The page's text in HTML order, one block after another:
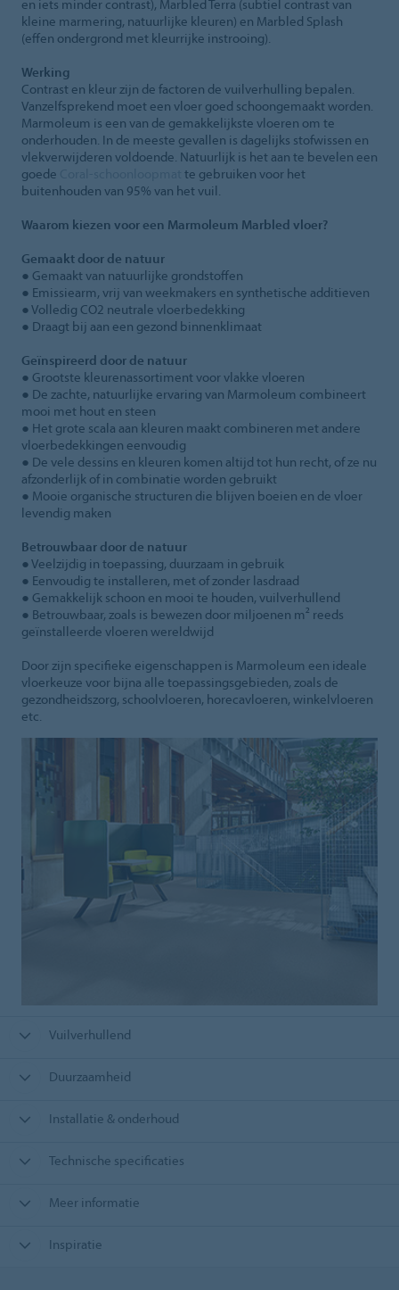
en iets minder contrast), Marbled Terra (subtiel contrast van
kleine marmering, natuurlijke kleuren) en Marbled Splash
(effen ondergrond met kleurrijke instrooing).
Werking
Contrast en kleur zijn de factoren de vuilverhulling bepalen.
Vanzelfsprekend moet een vloer goed schoongemaakt worden.
Marmoleum is een van de gemakkelijkste vloeren om te
onderhouden. In de meeste gevallen is dagelijks stofwissen en
vlekverwijderen voldoende. Natuurlijk is het aan te bevelen een
goede
te gebruiken voor het
buitenhouden van 95% van het vuil.
Waarom kiezen voor een Marmoleum Marbled vloer?
Gemaakt door de natuur
● Gemaakt van natuurlijke grondstoffen
● Emissiearm, vrij van weekmakers en synthetische additieven
● Volledig CO2 neutrale vloerbedekking
● Draagt bij aan een gezond binnenklimaat
Geïnspireerd door de natuur
● Grootste kleurenassortiment voor vlakke vloeren
● De zachte, natuurlijke ervaring van Marmoleum combineert
mooi met hout en steen
● Het grote scala aan kleuren maakt combineren met andere
vloerbedekkingen eenvoudig
● De vele dessins en kleuren komen altijd tot hun recht, of ze nu
afzonderlijk of in combinatie worden gebruikt
● Mooie organische structuren die blijven boeien en de vloer
levendig maken
Betrouwbaar door de natuur
● Veelzijdig in toepassing, duurzaam in gebruik
● Eenvoudig te installeren, met of zonder lasdraad
● Gemakkelijk schoon en mooi te houden, vuilverhullend
● Betrouwbaar, zoals is bewezen door miljoenen m² reeds
geïnstalleerde vloeren wereldwijd
Door zijn specifieke eigenschappen is Marmoleum een ideale
vloerkeuze voor bijna alle toepassingsgebieden, zoals de
gezondheidszorg, schoolvloeren, horecavloeren, winkelvloeren
etc.
Vuilverhullend
Duurzaamheid
Installatie & onderhoud
Technische specificaties
Meer informatie
Inspiratie